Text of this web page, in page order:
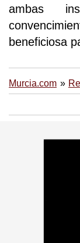
ambas
beneficiosa
Murcia.com